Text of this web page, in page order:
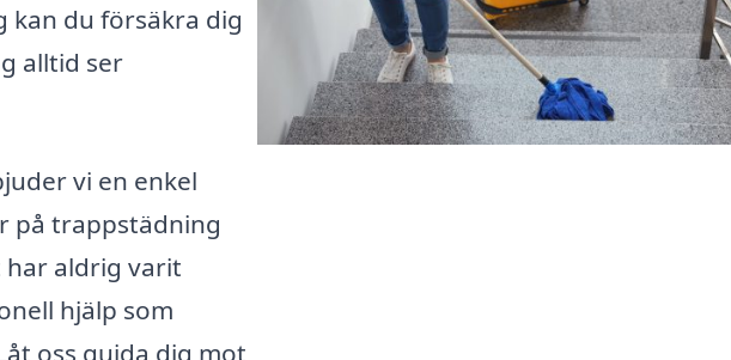
du försäkra dig
alltid ser
vi en enkel
på trappstädning
har aldrig varit
hjälp som